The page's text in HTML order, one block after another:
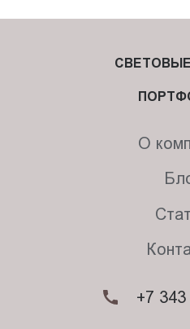
О
+7